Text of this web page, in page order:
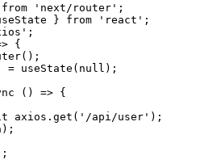
from 'next/router';
} from 'react';
{
= useState(null);
() => {
axios.get('/api/user');